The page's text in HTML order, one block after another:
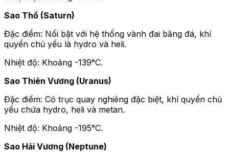
Sao Thổ (Saturn)
Đặc điểm: Nổi bật với hệ thống vành đai băng đá, khí
quyển chủ yếu là hydro và heli.
Nhiệt độ: Khoảng -139°C.
Sao Thiên Vương (Uranus)
Đặc điểm: Có trục quay nghiêng đặc biệt, khí quyển chủ
yếu chứa hydro, heli và metan.
Nhiệt độ: Khoảng -195°C.
Sao Hải Vương (Neptune)